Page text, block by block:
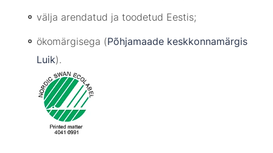
välja arendatud ja toodetud Eestis;
ökomärgisega (Põhjamaade keskkonnamärgis
Luik).